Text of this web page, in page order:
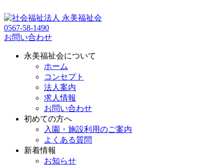
0567-58-1490
お問い合わせ
永美福祉会について
ホーム
コンセプト
法人案内
求人情報
お問い合わせ
初めての方へ
入園・施設利用のご案内
よくある質問
新着情報
お知らせ